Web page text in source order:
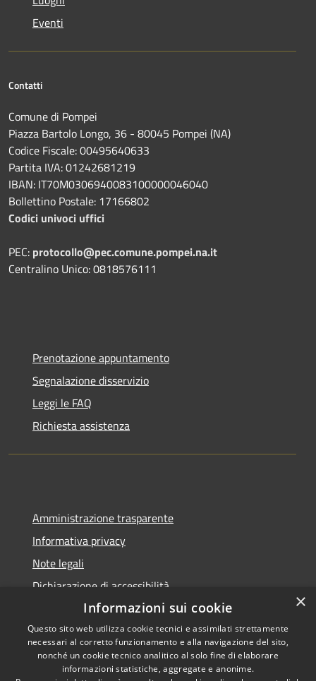
Eventi
Contatti
Comune di Pompei
Piazza Bartolo Longo, 36 - 80045 Pompei (NA)
Codice Fiscale: 00495640633
Partita IVA: 01242681219
IBAN: IT70M0306940083100000046040
Bollettino Postale: 17166802
Codici univoci uffici
PEC: protocollo@pec.comune.pompei.na.it
Centralino Unico: 0818576111
Prenotazione appuntamento
Segnalazione disservizio
Leggi le FAQ
Richiesta assistenza
Amministrazione trasparente
Informativa privacy
Note legali
Dichiarazione di accessibilità
Accessibilità
Copyright © 2026 • Città di
Pompei • Powered by
×
Informazioni sui cookie
Questo sito web utilizza cookie tecnici e assimilati strettamente
necessari al corretto funzionamento e alla navigazione del sito,
nonché un cookie tecnico analitico al solo fine di elaborare
informazioni statistiche, aggregate e anonime.